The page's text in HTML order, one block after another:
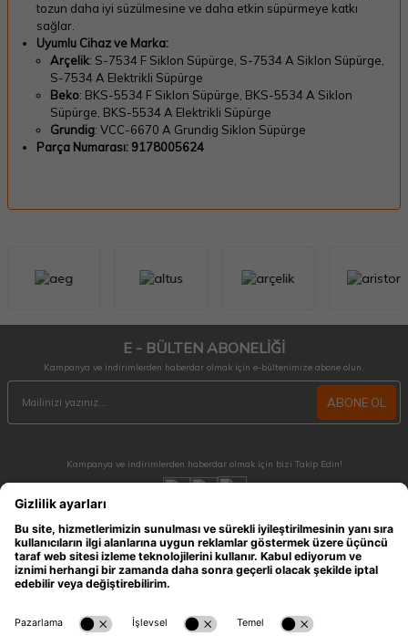
tozun daha iyi süzülmesine ve daha etkin süpürmeye katkı
sağlar.
Uyumlu Cihaz ve Marka:
Arçelik: S-7534 F Siklon Süpürge, S-7534 A Siklon Süpürge,
S-7534 A Elektrikli Süpürge
Beko: BKS-5534 F Siklon Süpürge, BKS-5534 A Siklon
Süpürge, BKS-5534 A Elektrikli Süpürge
Grundig: VCC-6670 A Grundig Siklon Süpürge
Parça Numarası: 9178005624
E - BÜLTEN ABONELİĞİ
Kampanya ve indirimlerden haberdar olmak için e-bültenimize abone olun.
ABONE OL
Kampanya ve indirimlerden haberdar olmak için bizi Takip Edin!
MÜŞTERİ HİZMETLERİ
Hafta içi 09:30 - 18:30 / Hafta sonu 10:00 - 17:00 arası merak ettiğiniz tüm sorular ve
siparişleriniz için ulaşabilirsiniz.